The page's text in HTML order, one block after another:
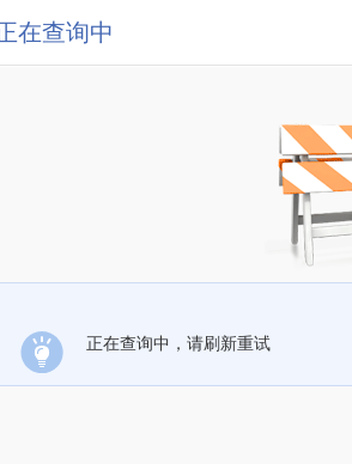
在查询中
正在查询中，请刷新重试